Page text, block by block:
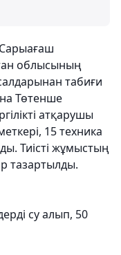
Сарыағаш
облысының
табиғи
Төтенше
атқарушы
15 техника
Тиісті жұмыстың
тазартылды.
су алып, 50